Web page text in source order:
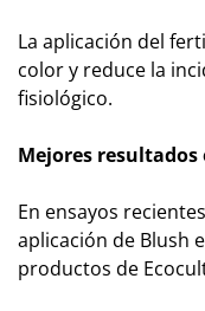
La aplicación del
color y reduce la
fisiológico.
Mejores resultados
En ensayos
aplicación de Blush
productos de